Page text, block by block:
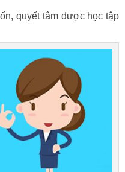
quyết tâm được học tập